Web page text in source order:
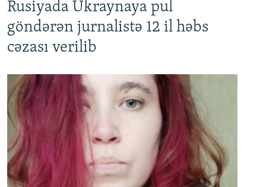
Rusiyada Ukraynaya pul
göndərən jurnalistə 12 il həbs
cəzası verilib